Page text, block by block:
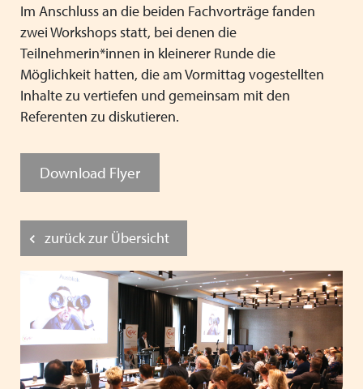
Im Anschluss an die beiden Fachvorträge fanden
zwei Workshops statt, bei denen die
Teilnehmerin*innen in kleinerer Runde die
Möglichkeit hatten, die am Vormittag vogestellten
Inhalte zu vertiefen und gemeinsam mit den
Referenten zu diskutieren.
Download Flyer
zurück zur Übersicht